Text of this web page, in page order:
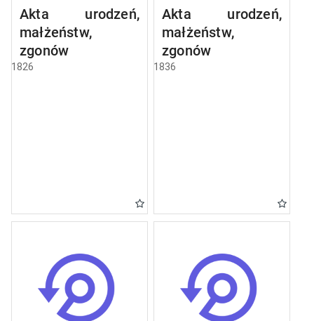
Akta urodzeń,
małżeństw,
zgonów
1826
Akta urodzeń,
małżeństw,
zgonów
1836